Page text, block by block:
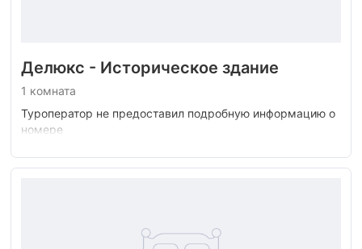
Делюкс - Историческое здание
1 комната
Туроператор не предоставил подробную информацию о
номере